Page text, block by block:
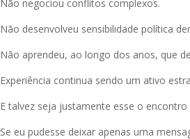
Não negociou conflitos complexos.
Não desenvolveu sensibilidade política
Não aprendeu, ao longo dos anos, que
Experiência continua sendo um ativo
E talvez seja justamente esse o
Se eu pudesse deixar apenas uma